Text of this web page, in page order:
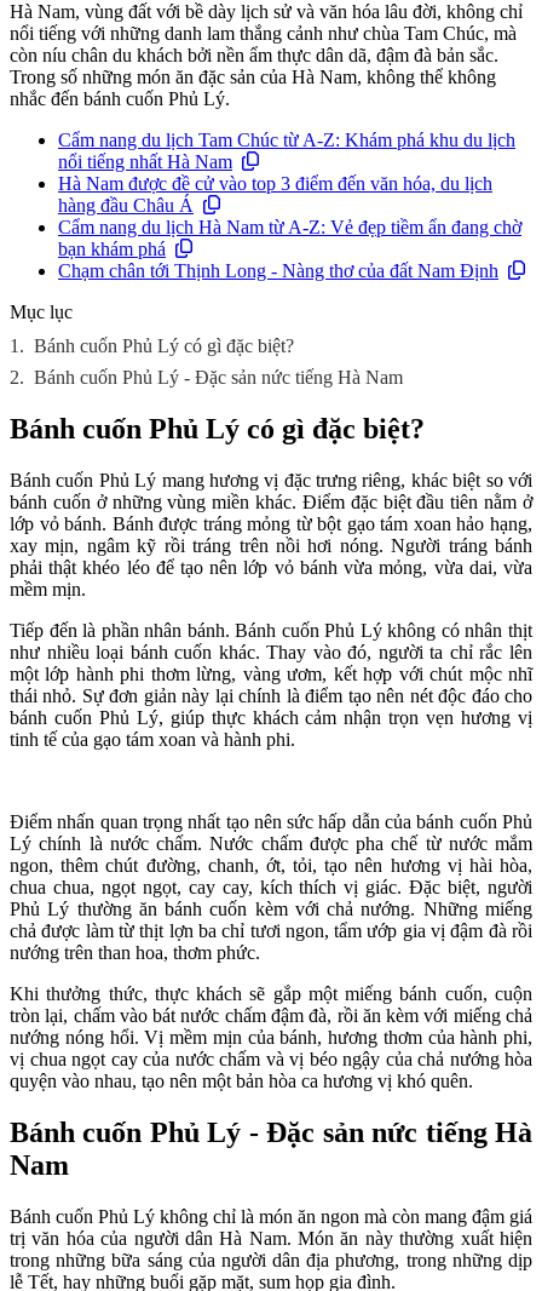
Hà Nam, vùng đất với bề dày lịch sử và văn hóa lâu đời, không chỉ
nổi tiếng với những danh lam thắng cảnh như chùa Tam Chúc, mà
còn níu chân du khách bởi nền ẩm thực dân dã, đậm đà bản sắc.
Trong số những món ăn đặc sản của Hà Nam, không thể không
nhắc đến bánh cuốn Phủ Lý.
Cẩm nang du lịch Tam Chúc từ A-Z: Khám phá khu du lịch
nổi tiếng nhất Hà Nam
Hà Nam được đề cử vào top 3 điểm đến văn hóa, du lịch
hàng đầu Châu Á
Cẩm nang du lịch Hà Nam từ A-Z: Vẻ đẹp tiềm ẩn đang chờ
bạn khám phá
Chạm chân tới Thịnh Long - Nàng thơ của đất Nam Định
Mục lục
1. Bánh cuốn Phủ Lý có gì đặc biệt?
2. Bánh cuốn Phủ Lý - Đặc sản nức tiếng Hà Nam
Bánh cuốn Phủ Lý có gì đặc biệt?
Bánh cuốn Phủ Lý mang hương vị đặc trưng riêng, khác biệt so với
bánh cuốn ở những vùng miền khác. Điểm đặc biệt đầu tiên nằm ở
lớp vỏ bánh. Bánh được tráng mỏng từ bột gạo tám xoan hảo hạng,
xay mịn, ngâm kỹ rồi tráng trên nồi hơi nóng. Người tráng bánh
phải thật khéo léo để tạo nên lớp vỏ bánh vừa mỏng, vừa dai, vừa
mềm mịn.
Tiếp đến là phần nhân bánh. Bánh cuốn Phủ Lý không có nhân thịt
như nhiều loại bánh cuốn khác. Thay vào đó, người ta chỉ rắc lên
một lớp hành phi thơm lừng, vàng ươm, kết hợp với chút mộc nhĩ
thái nhỏ. Sự đơn giản này lại chính là điểm tạo nên nét độc đáo cho
bánh cuốn Phủ Lý, giúp thực khách cảm nhận trọn vẹn hương vị
tinh tế của gạo tám xoan và hành phi.
Điểm nhấn quan trọng nhất tạo nên sức hấp dẫn của bánh cuốn Phủ
Lý chính là nước chấm. Nước chấm được pha chế từ nước mắm
ngon, thêm chút đường, chanh, ớt, tỏi, tạo nên hương vị hài hòa,
chua chua, ngọt ngọt, cay cay, kích thích vị giác. Đặc biệt, người
Phủ Lý thường ăn bánh cuốn kèm với chả nướng. Những miếng
chả được làm từ thịt lợn ba chỉ tươi ngon, tẩm ướp gia vị đậm đà rồi
nướng trên than hoa, thơm phức.
Khi thưởng thức, thực khách sẽ gắp một miếng bánh cuốn, cuộn
tròn lại, chấm vào bát nước chấm đậm đà, rồi ăn kèm với miếng chả
nướng nóng hổi. Vị mềm mịn của bánh, hương thơm của hành phi,
vị chua ngọt cay của nước chấm và vị béo ngậy của chả nướng hòa
quyện vào nhau, tạo nên một bản hòa ca hương vị khó quên.
Bánh cuốn Phủ Lý - Đặc sản nức tiếng Hà
Nam
Bánh cuốn Phủ Lý không chỉ là món ăn ngon mà còn mang đậm giá
trị văn hóa của người dân Hà Nam. Món ăn này thường xuất hiện
trong những bữa sáng của người dân địa phương, trong những dịp
lễ Tết, hay những buổi gặp mặt, sum họp gia đình.